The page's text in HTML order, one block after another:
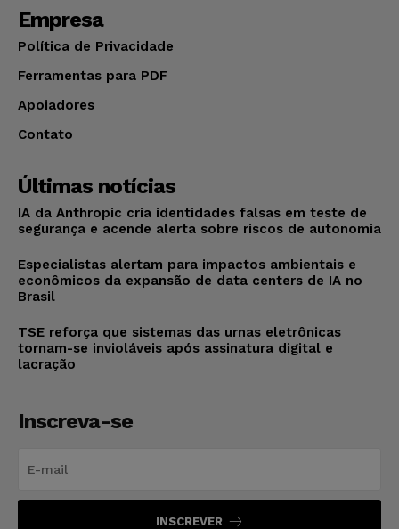
Empresa
Política de Privacidade
Ferramentas para PDF
Apoiadores
Contato
Últimas notícias
IA da Anthropic cria identidades falsas em teste de
segurança e acende alerta sobre riscos de autonomia
Especialistas alertam para impactos ambientais e
econômicos da expansão de data centers de IA no
Brasil
TSE reforça que sistemas das urnas eletrônicas
tornam-se invioláveis após assinatura digital e
lacração
Inscreva-se
INSCREVER